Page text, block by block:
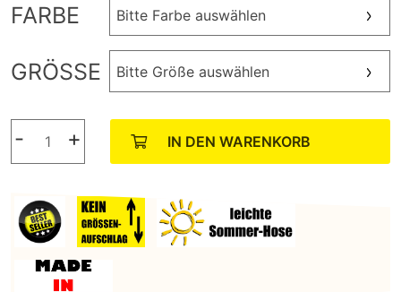
FARBE Bitte Farbe auswählen
GRÖSSE Bitte Größe auswählen
- + IN DEN WARENKORB